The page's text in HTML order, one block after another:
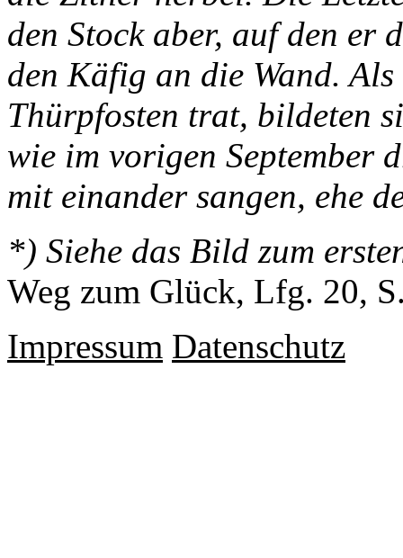
den Stock aber, auf den er
den Käfig an die Wand.
Thürpfosten trat, bildeten
wie im vorigen September
mit einander sangen, ehe
*) Siehe das Bild zum
Weg zum Glück, Lfg. 20,
Impressum Datenschutz